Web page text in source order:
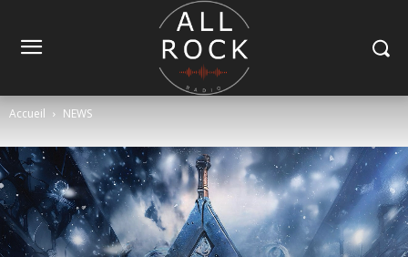
Accueil NEWS